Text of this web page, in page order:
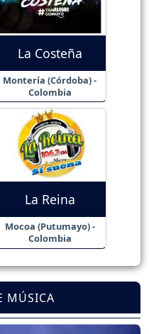
La Costeña
Montería (Córdoba) -
Colombia
La Reina
Mocoa (Putumayo) -
Colombia
MÚSICA